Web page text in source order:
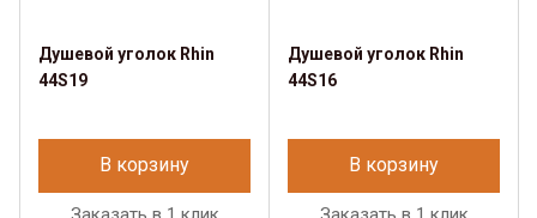
Душевой уголок Rhin
44S19
В корзину
Душевой уголок Rhin
44S16
В корзину